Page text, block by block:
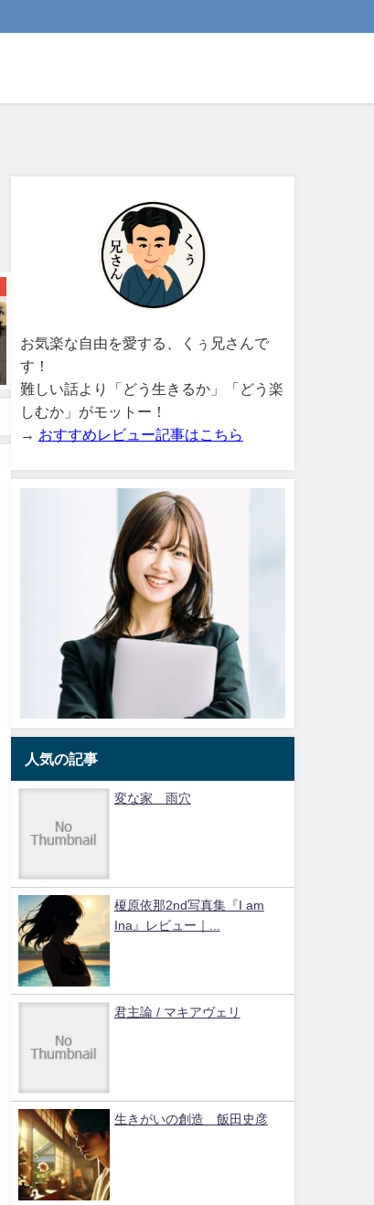
ITライフ
Oura Ringレビュー｜睡眠管理に
最適なスマートリングの実力と
は？
英語初心者のための勉強法
お気楽な自由を愛する、くぅ兄さんで
す！
難しい話より「どう生きるか」「どう楽
しむか」がモットー！
→ おすすめレビュー記事はこちら
人気の記事
変な家 雨穴
榎原依那2nd写真集『I am
Ina』レビュー｜...
君主論 / マキアヴェリ
生きがいの創造 飯田史彦